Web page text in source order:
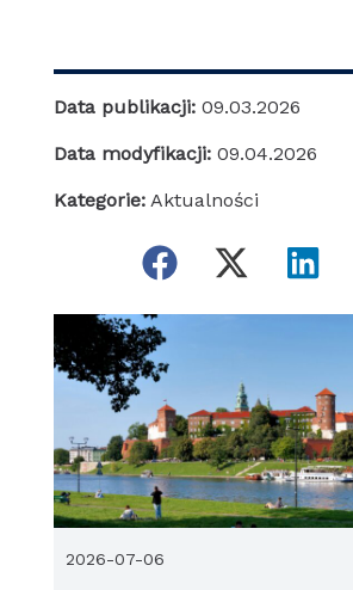
Data publikacji: 09.03.2026
Data modyfikacji: 09.04.2026
Kategorie: Aktualności
2026-07-06